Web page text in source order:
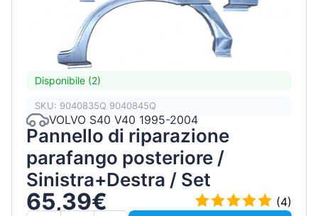
Disponibile (2)
SKU: 9040835Q 9040845Q
VOLVO S40 V40 1995-2004
Pannello di riparazione
parafango posteriore /
Sinistra+Destra / Set
65,39€
(4)